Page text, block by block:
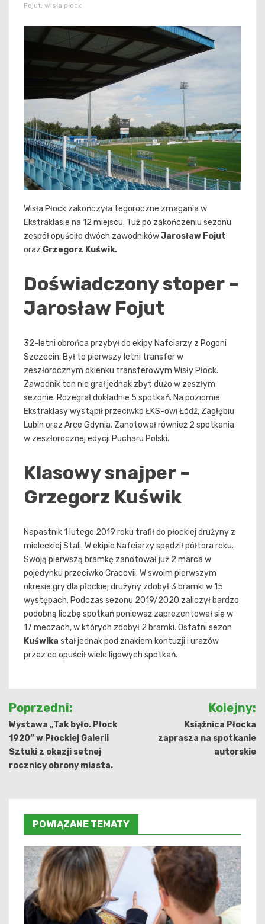
Fojut wisła płock
Wisła Płock zakończyła tegoroczne zmagania w
Ekstraklasie na 12 miejscu. Tuż po zakończeniu sezonu
zespół opuściło dwóch zawodnikówJarosław Fojut
oraz Grzegorz Kuświk.
Doświadczony stoper –
Jarosław Fojut
32-letni obrońca przybył do ekipy Nafciarzy z Pogoni
Szczecin. Był to pierwszy letni transfer w
zeszłorocznym okienku transferowym Wisły Płock.
Zawodnik ten nie grał jednak zbyt dużo w zeszłym
sezonie. Rozegrał dokładnie 5 spotkań. Na poziomie
Ekstraklasy wystąpił przeciwko ŁKS-owi Łódź, Zagłębiu
Lubin oraz Arce Gdynia. Zanotował również 2 spotkania
w zeszłorocznej edycji Pucharu Polski.
Klasowy snajper –
Grzegorz Kuświk
Napastnik 1 lutego 2019 roku trafił do płockiej drużyny z
mieleckiej Stali. W ekipie Nafciarzy spędził półtora roku.
Swoją pierwszą bramkę zanotował już 2 marca w
pojedynku przeciwko Cracovii. W swoim pierwszym
okresie gry dla płockiej drużyny zdobył 3 bramki w 15
występach. Podczas sezonu 2019/2020 zaliczył bardzo
podobną liczbę spotkań ponieważ zaprezentował się w
17 meczach, w których zdobył 2 bramki. Ostatni sezon
Kuświka stał jednak pod znakiem kontuzji i urazów
przez co opuścił wiele ligowych spotkań.
Nawigacja
wpisu
Poprzedni:
Wystawa „Tak było. Płock
1920” w Płockiej Galerii
Sztuki z okazji setnej
rocznicy obrony miasta.
Kolejny:
Książnica Płocka
zaprasza na spotkanie
autorskie
POWIĄZANE TEMATY